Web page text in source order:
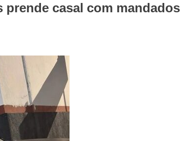
prende casal com mandados